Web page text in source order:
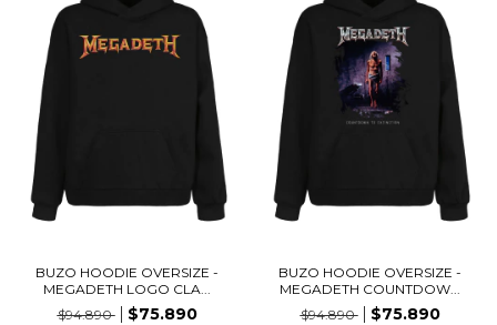
BUZO HOODIE OVERSIZE -
MEGADETH LOGO CLA...
$94.890
$75.890
BUZO HOODIE OVERSIZE -
MEGADETH COUNTDOW...
$94.890
$75.890